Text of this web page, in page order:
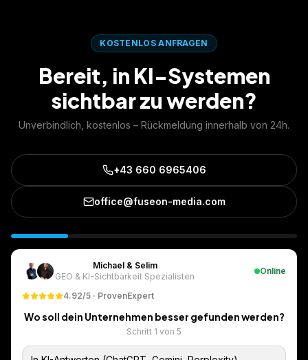
KOSTENLOS ANFRAGEN
Bereit, in KI-Systemen
sichtbar zu werden?
Unverbindlich, kostenlos – Rückmeldung innerhalb von 24h.
+43 660 6965406
office@fuseon-media.com
Michael & Selim
GEO & KI-Sichtbarkeit Spezialisten
Online
4.92/5 · ProvenExpert
Wo soll dein Unternehmen besser gefunden werden?
Schritt 1 von 5